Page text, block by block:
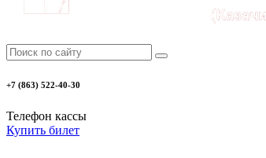
+7 (863) 522-40-30
Телефон кассы
Купить билет